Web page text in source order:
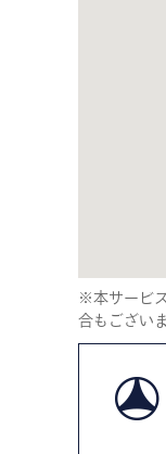
※本サービ
合もございま